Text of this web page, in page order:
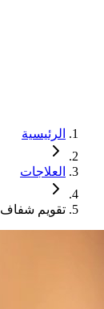
الرئيسية
العلاجات
تقويم شفاف